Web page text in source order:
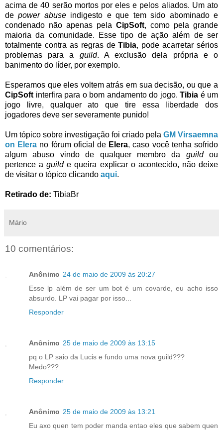
acima de 40 serão mortos por eles e pelos aliados. Um ato
depower abuseindigesto e que tem sido abominado e
condenado não apenas pela CipSoft, como pela grande
maioria da comunidade. Esse tipo de ação além de ser
totalmente contra as regras deTibia, pode acarretar sérios
problemas para a guild. A exclusão dela própria e o
banimento do líder, por exemplo.
Esperamos que eles voltem atrás em sua decisão, ou que a
CipSoft interfira para o bom andamento do jogo. Tibia é um
jogo livre, qualquer ato que tire essa liberdade dos
jogadores deve ser severamente punido!
Um tópico sobre investigação foi criado pela GM Virsaemna
on Elera no fórum oficial de Elera, caso você tenha sofrido
algum abuso vindo de qualquer membro da guildou
pertence aguilde queira explicar o acontecido, não deixe
de visitar o tópico clicando aqui.
Retirado de: TibiaBr
Mário
10 comentários:
Anônimo 24 de maio de 2009 às 20:27
Esse lp além de ser um bot é um covarde, eu acho isso
absurdo. LP vai pagar por isso...
Responder
Anônimo 25 de maio de 2009 às 13:15
pq o LP saio da Lucis e fundo uma nova guild???
Medo???
Responder
Anônimo 25 de maio de 2009 às 13:21
Eu axo quen tem poder manda entao eles que sabem quen